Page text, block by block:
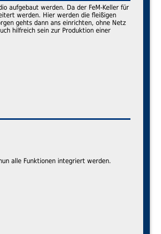
aufgebaut werden. Da der FeM-Keller für
werden. Hier werden die fleißigen
gehts dann ans einrichten, ohne Netz
hilfreich sein zur Produktion einer
alle Funktionen integriert werden.